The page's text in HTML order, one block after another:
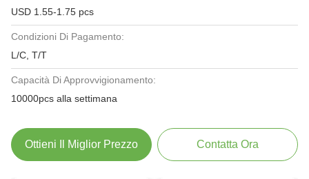
USD 1.55-1.75 pcs
Condizioni Di Pagamento:
L/C, T/T
Capacità Di Approvvigionamento:
10000pcs alla settimana
Ottieni Il Miglior Prezzo Contatta Ora